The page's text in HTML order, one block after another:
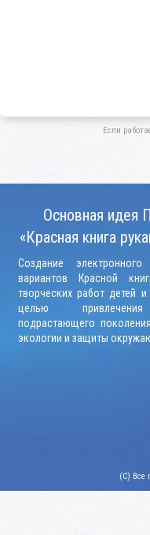
Если
Основная идея
«Красная книга
Создание
вариантов Красной
творческих работ детей
целью
подрастающего
экологии и защиты
(C) Все